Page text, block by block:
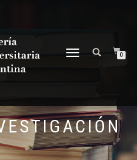
NAVEGACIÓN
0